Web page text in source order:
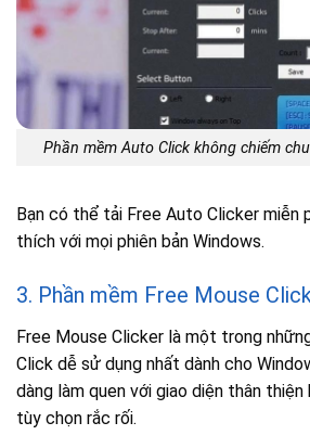
Phần mềm Auto Click không chiếm
Bạn có thể tải Free Auto Clicker miễn
thích với mọi phiên bản Windows.
3. Phần mềm Free Mouse
Free Mouse Clicker là một trong
Click dễ sử dụng nhất dành cho
dàng làm quen với giao diện thân thiện
tùy chọn rắc rối.